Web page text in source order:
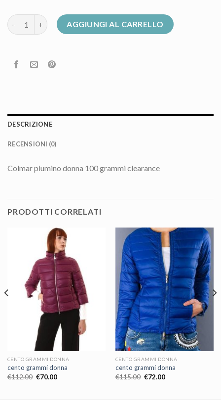
cento grammi donna quantitàAGGIUNGI AL CARRELLO
DESCRIZIONE
RECENSIONI (0)
Colmar piumino donna 100 grammi clearance
PRODOTTI CORRELATI
CENTO GRAMMI DONNA
cento grammi donna
€112.00 €70.00
CENTO GRAMMI DONNA
cento grammi donna
€115.00 €72.00